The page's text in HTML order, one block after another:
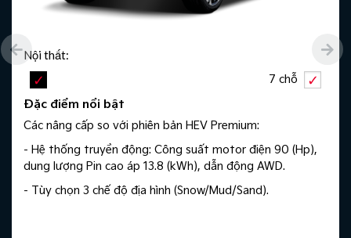
Nội thất:
7 chỗ
Đặc điểm nổi bật
Các nâng cấp so với phiên bản HEV Premium:
- Hệ thống truyền động: Công suất motor điện 90 (Hp),
dung lượng Pin cao áp 13.8 (kWh), dẫn động AWD.
- Tùy chọn 3 chế độ địa hình (Snow/Mud/Sand).